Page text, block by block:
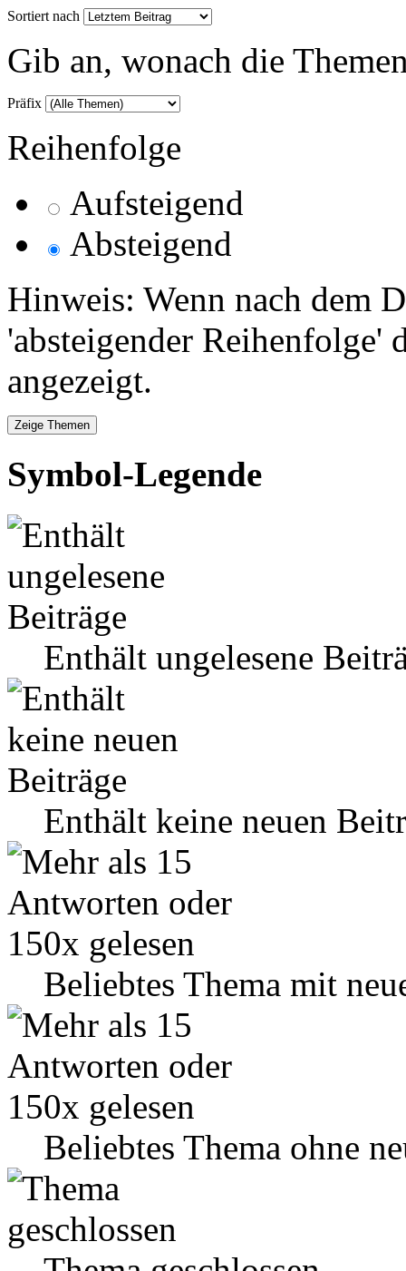
Sortiert nach
Gib an, wonach die
Präfix
Reihenfolge
Aufsteigend
Absteigend
Hinweis: Wenn nach dem
'absteigender Reihenfolge'
angezeigt.
Symbol-Legende
Enthält ungelesene
Enthält keine neuen
Beliebtes Thema mit
Beliebtes Thema ohne